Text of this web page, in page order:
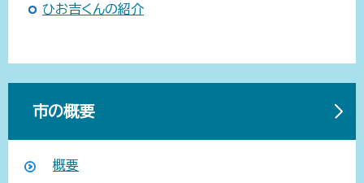
ひお吉くんの紹介
市の概要
概要